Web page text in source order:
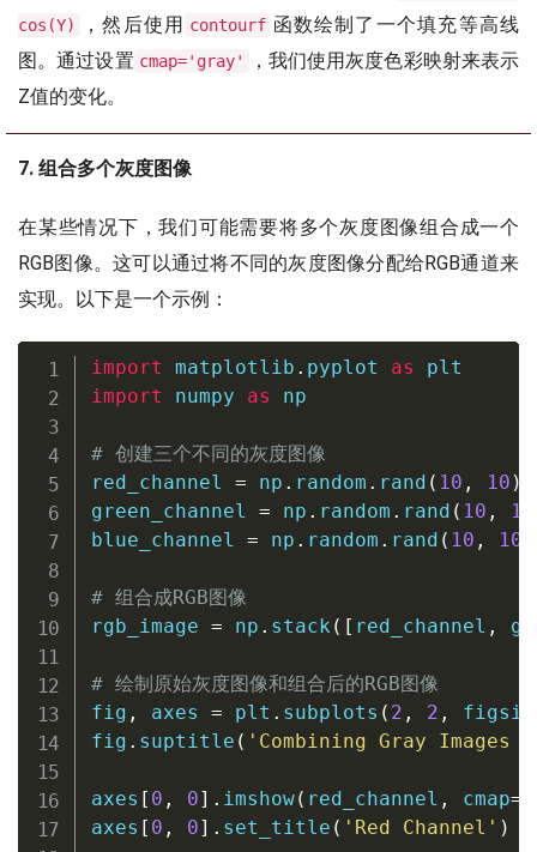
cos(Y) ，然后使用 contourf 函数绘制了一个填充等高线
图。通过设置 cmap='gray'
，我们使用灰度色彩映射来表示
Z值的变化。
7. 组合多个灰度图像
在某些情况下，我们可能需要将多个灰度图像组合成一个
RGB图像。这可以通过将不同的灰度图像分配给RGB通道来
实现。以下是一个示例：
import matplotlib . pyplot as
import numpy as np
# 创建三个不同的灰度图像
red_channel = np . random . rand ( 10 , 10 )
green_channel = np . random . rand ( 10 , 10
blue_channel = np . random . rand ( 10 , 10
# 组合成RGB图像
rgb_image = np . stack ( [ red_channel ,
# 绘制原始灰度图像和组合后的RGB图像
fig , axes = plt . subplots ( 2 , 2 ,
fig . suptitle ( 'Combining Gray Images
axes [ 0 , 0] . imshow( red_channel , cmap=
axes [ 0 , 0] . set_title ( 'Red Channel' )